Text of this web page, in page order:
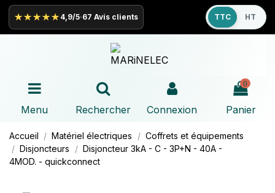
★★★★★ 4,9/5·67 Avis clients TTC HT
Menu Rechercher Connexion
0
Panier
Accueil Matériel électriques
Coffrets et équipements
Disjoncteurs
Disjoncteur 3kA - C - 3P+N - 40A -
4MOD. - quickconnect